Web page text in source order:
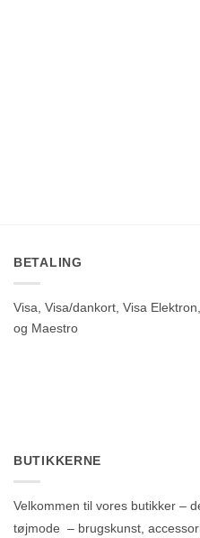
BETALING
Visa, Visa/dankort, Visa
og Maestro
BUTIKKERNE
Velkommen til vores butikker –
tøjmode – brugskunst,